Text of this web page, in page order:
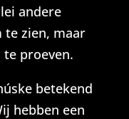
andere
te zien, maar
proeven.
betekend
hebben een